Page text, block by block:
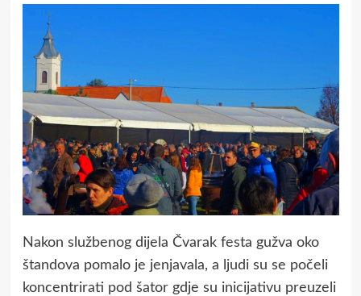
Nakon službenog dijela Čvarak festa gužva oko
štandova pomalo je jenjavala, a ljudi su se počeli
koncentrirati pod šator gdje su inicijativu preuzeli